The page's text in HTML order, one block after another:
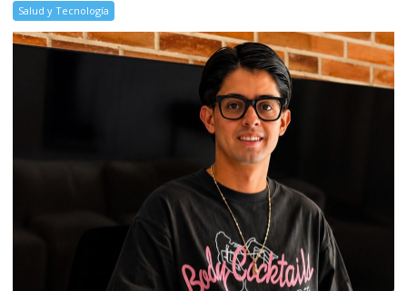
Salud y Tecnología